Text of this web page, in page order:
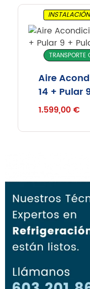
TRANSPORTE
Aire
14 + Pular
1.599,00€